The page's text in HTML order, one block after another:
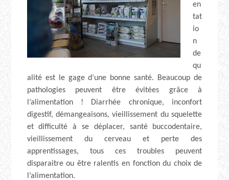
en
tat
io
n
de
qu
alité est le gage d’une bonne santé. Beaucoup de
pathologies peuvent être évitées grâce à
l’alimentation ! Diarrhée chronique, inconfort
digestif, démangeaisons, vieillissement du squelette
et difficulté à se déplacer, santé buccodentaire,
vieillissement du cerveau et perte des
apprentissages, tous ces troubles peuvent
disparaitre ou être ralentis en fonction du choix de
l’alimentation.